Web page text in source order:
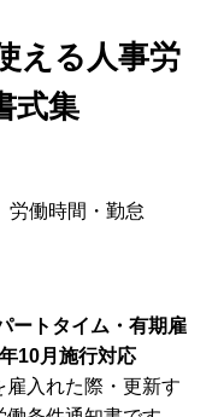
える人事労
式集
労働時間・勤怠
ートタイム・有期雇
10月施行対応
入れた際・更新す